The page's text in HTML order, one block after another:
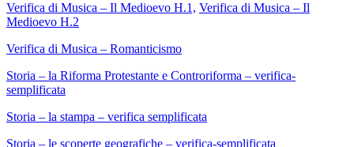
Verifica di Musica – Il Medioevo H.1, Verifica di Musica – Il
Medioevo H.2
Verifica di Musica – Romanticismo
Storia – la Riforma Protestante e Controriforma – verifica-
semplificata
Storia – la stampa – verifica semplificata
Storia – le scoperte geografiche – verifica-semplificata